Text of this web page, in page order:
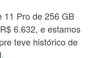
11 Pro de 256 GB
6.632, e estamos
teve histórico de